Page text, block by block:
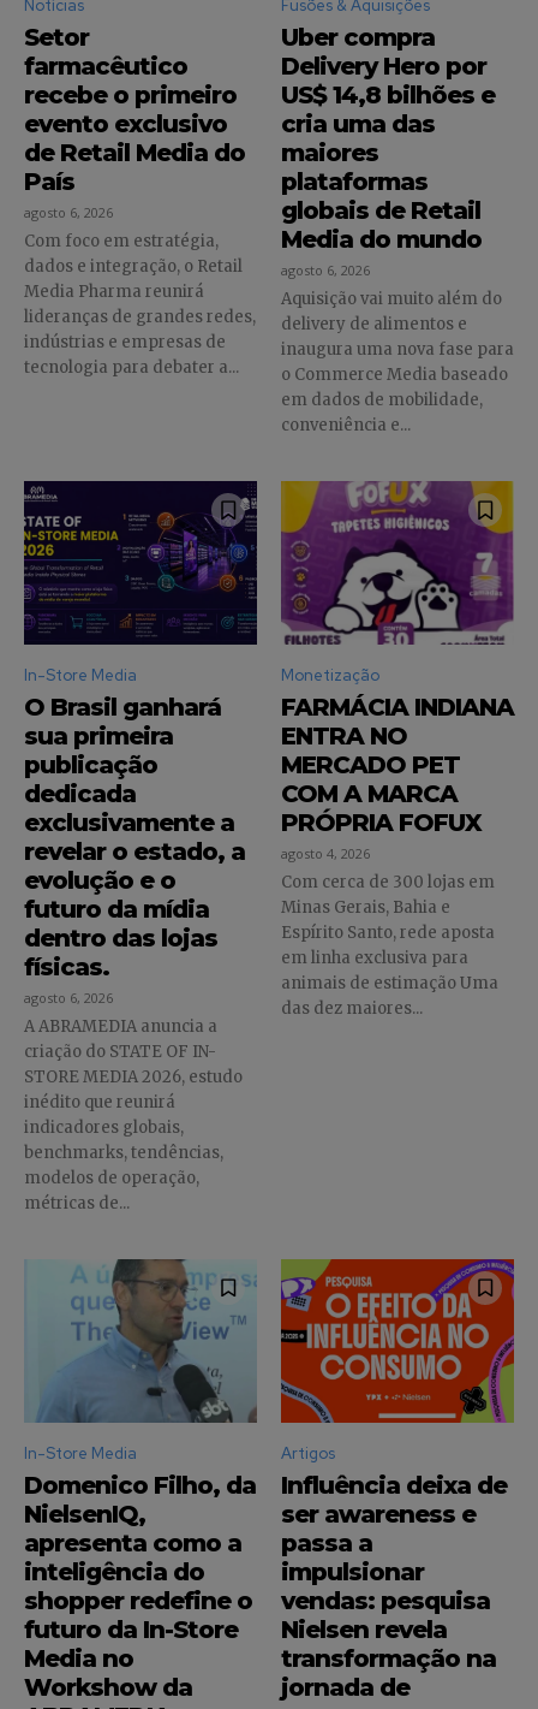
Faça parte da Comunidade
Retail Media News assinando
nossa newsletter.
Seja um assinante e desfrute de leitura ilimitada de artigos e
tenha acesso a conteúdos exclusivos.
INSCREVA-SE
Li e aceito a Política de Privacidade.
12,345 5,678 12,345
Notícias
Setor
farmacêutico
recebe o primeiro
evento exclusivo
de Retail Media do
País
agosto 6, 2026
Com foco em estratégia,
dados e integração, o Retail
Media Pharma reunirá
lideranças de grandes redes,
indústrias e empresas de
tecnologia para debater a...
Fusões & Aquisições
Uber compra
Delivery Hero por
US$ 14,8 bilhões e
cria uma das
maiores
plataformas
globais de Retail
Media do mundo
agosto 6, 2026
Aquisição vai muito além do
delivery de alimentos e
inaugura uma nova fase para
o Commerce Media baseado
em dados de mobilidade,
conveniência e...
In-Store Media
O Brasil ganhará
sua primeira
publicação
dedicada
exclusivamente a
revelar o estado, a
evolução e o
futuro da mídia
dentro das lojas
físicas.
agosto 6, 2026
A ABRAMEDIA anuncia a
criação do STATE OF IN-
STORE MEDIA 2026, estudo
inédito que reunirá
indicadores globais,
benchmarks, tendências,
modelos de operação,
métricas de...
Monetização
FARMÁCIA INDIANA
ENTRA NO
MERCADO PET
COM A MARCA
PRÓPRIA FOFUX
agosto 4, 2026
Com cerca de 300 lojas em
Minas Gerais, Bahia e
Espírito Santo, rede aposta
em linha exclusiva para
animais de estimação Uma
das dez maiores...
In-Store Media
Domenico Filho, da
NielsenIQ,
apresenta como a
inteligência do
shopper redefine o
futuro da In-Store
Media no
Workshow da
Artigos
Influência deixa de
ser awareness e
passa a
impulsionar
vendas: pesquisa
Nielsen revela
transformação na
jornada de